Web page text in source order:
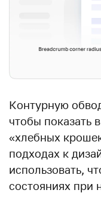
Контурную
чтобы показать
«хлебных
подходах к
использовать,
состояниях при